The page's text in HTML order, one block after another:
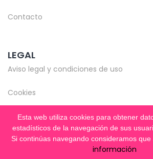
Contacto
LEGAL
Aviso legal y condiciones de uso
Cookies
© Copyright 2020-2026 -
Esta web utiliza cookies para obtener
estadísticos de la navegación de sus
Si continúas navegando consideramos
información